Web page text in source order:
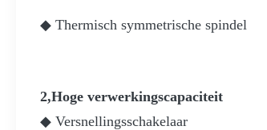
◆ Thermisch symmetrische spindel
2,Hoge verwerkingscapaciteit
◆ Versnellingsschakelaar